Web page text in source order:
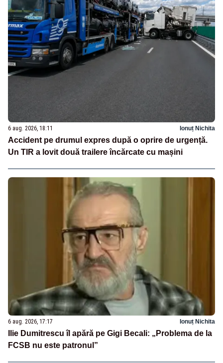
6 aug. 2026, 18:11 Ionuț Nichita
Accident pe drumul expres după o oprire de urgență.
Un TIR a lovit două trailere încărcate cu mașini
6 aug. 2026, 17:17 Ionuț Nichita
Ilie Dumitrescu îl apără pe Gigi Becali: „Problema de la
FCSB nu este patronul”